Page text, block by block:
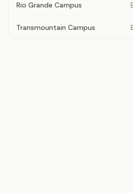
Rio Grande Campus
Transmountain Campus